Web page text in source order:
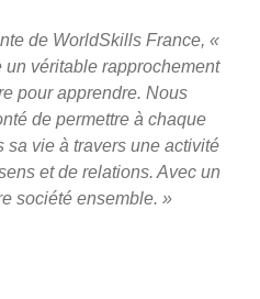
de WorldSkills France, «
véritable rapprochement
pour apprendre. Nous
de permettre à chaque
sa vie à travers une activité
et de relations. Avec un
société ensemble. »